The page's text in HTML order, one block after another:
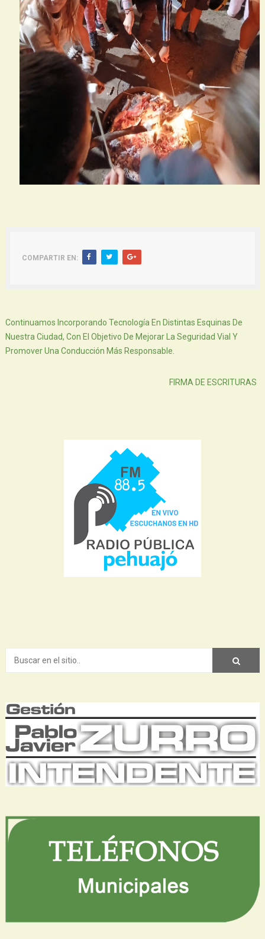
COMPARTIR EN:
Continuamos Incorporando Tecnología En Distintas Esquinas De
Nuestra Ciudad, Con El Objetivo De Mejorar La Seguridad Vial Y
Promover Una Conducción Más Responsable.
FIRMA DE ESCRITURAS